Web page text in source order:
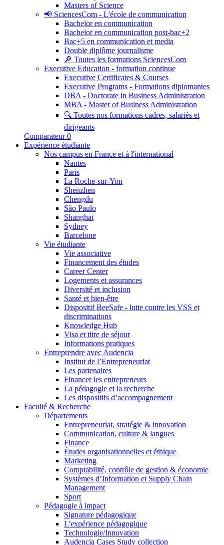
Masters of Science
📢 SciencesCom - L'école de communication
Bachelor en communication
Bachelor en communication post-bac+2
Bac+5 en communication et media
Double diplôme journalisme
🔎 Toutes les formations SciencesCom
Executive Education - formation continue
Executive Certificates & Courses
Executive Programs - Formations diplomantes
DBA - Doctorate in Business Administration
MBA - Master of Business Administration
🔍 Toutes nos formations cadres, salariés et
dirigeants
Comparateur 0
Expérience étudiante
Nos campus en France et à l'international
Nantes
Paris
La Roche-sur-Yon
Shenzhen
Chengdu
São Paulo
Shanghai
Sydney
Barcelone
Vie étudiante
Vie associative
Financement des études
Career Center
Logements et assurances
Diversité et inclusion
Santé et bien-être
Dispositif BeeSafe - lutte contre les VSS et
discriminations
Knowledge Hub
Visa et titre de séjour
Informations pratiques
Entreprendre avec Audencia
Institut de l’Entrepreneuriat
Les partenaires
Financer les entrepreneurs
La pédagogie et la recherche
Les dispositifs d’accompagnement
Faculté & Recherche
Départements
Entrepreneuriat, stratégie & innovation
Communication, culture & langues
Finance
Études organisationnelles et éthique
Marketing
Comptabilité, contrôle de gestion & économie
Systèmes d’Information et Supply Chain
Management
Sport
Pédagogie à impact
Signature pédagogique
L'expérience pédagogique
Technologie/Innovation
Audencia Cases Study collection